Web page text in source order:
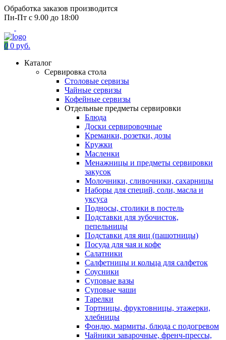
Обработка заказов производится
Пн-Пт с 9.00 до 18:00
0 0 руб.
Каталог
Сервировка стола
Столовые сервизы
Чайные сервизы
Кофейные сервизы
Отдельные предметы сервировки
Блюда
Доски сервировочные
Креманки, розетки, дозы
Кружки
Масленки
Менажницы и предметы сервировки
закусок
Молочники, сливочники, сахарницы
Наборы для специй, соли, масла и
уксуса
Подносы, столики в постель
Подставки для зубочисток,
пепельницы
Подставки для яиц (пашотницы)
Посуда для чая и кофе
Салатники
Салфетницы и кольца для салфеток
Соусники
Суповые вазы
Суповые чаши
Тарелки
Тортницы, фруктовницы, этажерки,
хлебницы
Фондю, мармиты, блюда с подогревом
Чайники заварочные, френч-прессы,